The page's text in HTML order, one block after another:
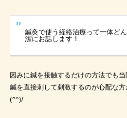
鍼灸で使う経絡治療って一体ど
潔にお話します！
因みに鍼を接触するだけの方法でも
鍼を直接刺して刺激するのが心配な
(^^)/